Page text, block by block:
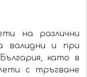
на различни
валидни и при
като в
с тръгване